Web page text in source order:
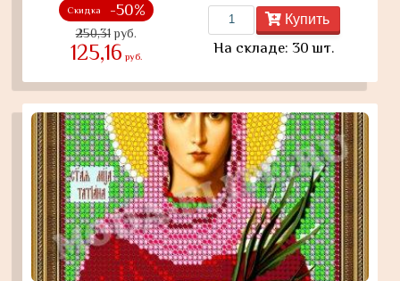
Скидка -50%
250,31руб.
125,16 руб.
Купить
На складе: 30 шт.